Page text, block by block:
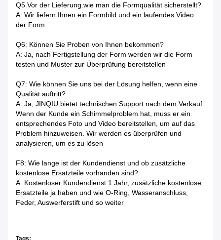
Q5.Vor der Lieferung.wie man die Formqualität sicherstellt?
A: Wir liefern Ihnen ein Formbild und ein laufendes Video
der Form
Q6: Können Sie Proben von Ihnen bekommen?
A: Ja, nach Fertigstellung der Form werden wir die Form
testen und Muster zur Überprüfung bereitstellen
Q7: Wie können Sie uns bei der Lösung helfen, wenn eine
Qualität auftritt?
A: Ja, JINQIU bietet technischen Support nach dem Verkauf.
Wenn der Kunde ein Schimmelproblem hat, muss er ein
entsprechendes Foto und Video bereitstellen, um auf das
Problem hinzuweisen. Wir werden es überprüfen und
analysieren, um es zu lösen
F8: Wie lange ist der Kundendienst und ob zusätzliche
kostenlose Ersatzteile vorhanden sind?
A: Kostenloser Kundendienst 1 Jahr, zusätzliche kostenlose
Ersatzteile ja haben und wie O-Ring, Wasseranschluss,
Feder, Auswerferstift und so weiter
Tags: